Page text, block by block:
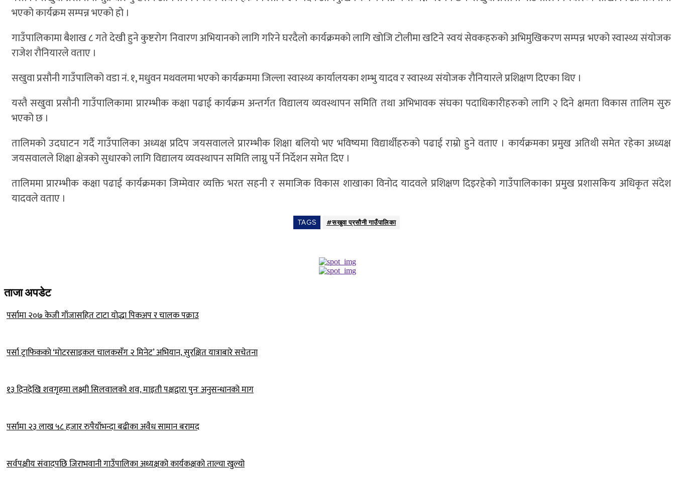
भएको कार्यक्रम सम्पन्न भएको हो ।
गाउँपालिकामा बैशाख ८ गते देखी हुने कुष्टरोग निवारण अभियानको लागि गरिने घरदैलो कार्यक्रमको लागि खोजि टोलीमा खटिने स्वयं सेवकहरुको अभिमुखिकरण सम्पन्न भएको स्वास्थ्य संयोजक
राजेश रौनियारले वताए ।
सखुवा प्रसौनी गाउँपालिको वडा नं. १, मधुवन मथवलमा भएको कार्यक्रममा जिल्ला स्वास्थ्य कार्यालयका शम्भु यादव र स्वास्थ्य संयोजक रौनियारले प्रशिक्षण दिएका थिए ।
यस्तै सखुवा प्रसौनी गाउँपालिकामा प्रारम्भीक कक्षा पढाई कार्यक्रम अन्तर्गत विद्यालय व्यवस्थापन समिति तथा अभिभावक संघका पदाधिकारीहरुको लागि २ दिने क्षमता विकास तालिम सुरु
भएको छ ।
तालिमको उदघाटन गर्दै गाउँपालिका अध्यक्ष प्रदिप जयसवालले प्रारम्भीक शिक्षा बलियो भए भविष्यमा विद्यार्थीहरुको पढाई राम्रो हुने वताए । कार्यक्रमका प्रमुख अतिथी समेत रहेका अध्यक्ष
जयसवालले शिक्षा क्षेत्रको सुधारको लागि विद्यालय व्यवस्थापन समिति लाग्नु पर्ने निर्देशन समेत दिए ।
तालिममा प्रारम्भीक कक्षा पढाई कार्यक्रमका जिम्मेवार व्यक्ति भरत सहनी र समाजिक विकास शाखाका विनोद यादवले प्रशिक्षण दिइरहेको गाउँपालिकाका प्रमुख प्रशासकिय अधिकृत संदेश
यादवले वताए ।
TAGS #सखुवा प्रसौनी गाउँपालिका
ताजा अपडेट
पर्सामा २०७ केजी गाँजासहित टाटा योद्धा पिकअप र चालक पक्राउ
पर्सा ट्राफिककाे ‘माेटरसाइकल चालकसँग २ मिनेट’ अभियान, सुरक्षित यात्राबारे सचेतना
१३ दिनदेखि शवगृहमा लक्ष्मी सिलवालको शव, माइती पक्षद्वारा पुनः अनुसन्धानको माग
पर्सामा २३ लाख ५८ हजार रुपैयाँभन्दा बढीका अवैध सामान बरामद
सर्वपक्षीय संवादपछि जिराभवानी गाउँपालिका अध्यक्षको कार्यकक्षको ताल्चा खुल्यो